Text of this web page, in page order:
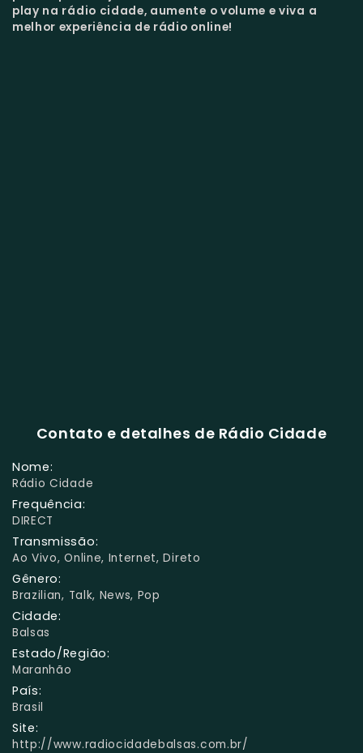
play na rádio cidade, aumente o volume e viva a
melhor experiência de rádio online!
Contato e detalhes de Rádio Cidade
Nome:
Rádio Cidade
Frequência:
DIRECT
Transmissão:
Ao Vivo, Online, Internet, Direto
Gênero:
Brazilian, Talk, News, Pop
Cidade:
Balsas
Estado/Região:
Maranhão
País:
Brasil
Site:
http://www.radiocidadebalsas.com.br/